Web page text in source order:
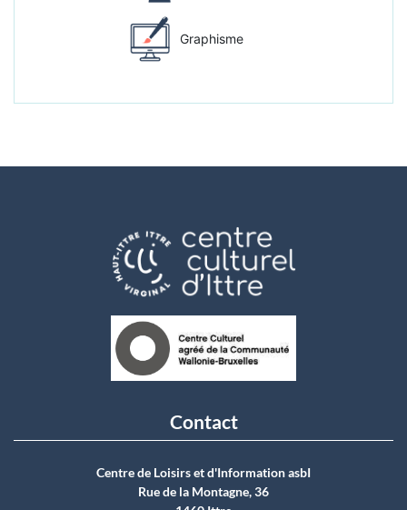
Graphisme
Contact
Centre de Loisirs et d'Information asbI
Rue de la Montagne, 36